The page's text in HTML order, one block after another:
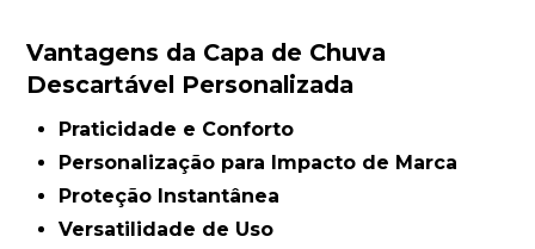
Vantagens da Capa de Chuva
Descartável Personalizada
Praticidade e Conforto
Personalização para Impacto de Marca
Proteção Instantânea
Versatilidade de Uso